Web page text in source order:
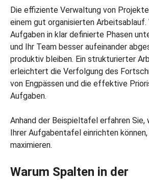
Die effiziente Verwaltung von
einem gut organisierten Arbeitsablauf.
Aufgaben in klar definierte Phasen
und Ihr Team besser aufeinander
produktiv bleiben. Ein strukturierter
erleichtert die Verfolgung des
von Engpässen und die effektive
Aufgaben.
Anhand der Beispieltafel erfahren Sie,
Ihrer Aufgabentafel einrichten
maximieren.
Warum Spalten in der